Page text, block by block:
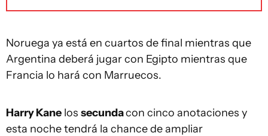
Noruega ya está en cuartos de final mientras que
Argentina deberá jugar con Egipto mientras que
Francia lo hará con Marruecos.
Harry Kane los secundacon cinco anotaciones y
esta noche tendrá la chance de ampliar